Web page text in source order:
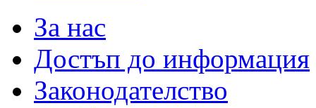
За нас
Достъп до информация
Законодателство